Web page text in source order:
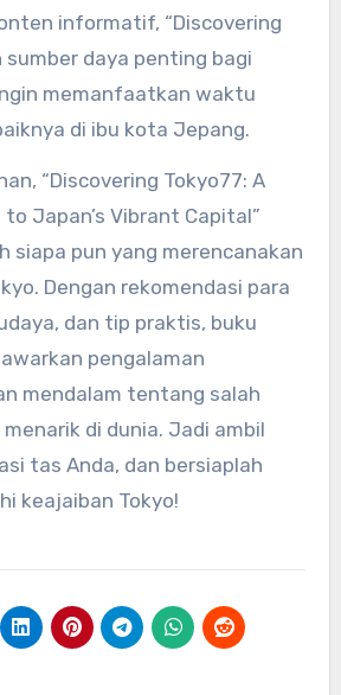
informatif, “Discovering
sumber daya penting bagi
memanfaatkan waktu
di ibu kota Jepang.
“Discovering Tokyo77: A
to Japan’s Vibrant Capital”
siapa pun yang merencanakan
Dengan rekomendasi para
dan tip praktis, buku
pengalaman
mendalam tentang salah
di dunia. Jadi ambil
tas Anda, dan bersiaplah
keajaiban Tokyo!